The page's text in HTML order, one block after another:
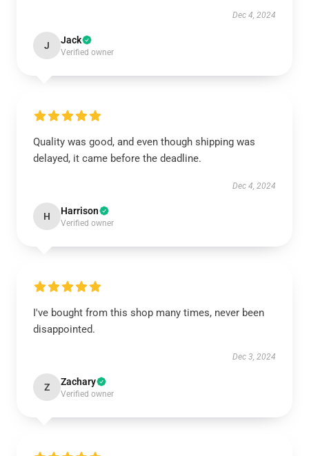
Dec 4, 2024
J Jack
Verified owner
Quality was good, and even though shipping was
delayed, it came before the deadline.
Dec 4, 2024
H Harrison
Verified owner
I've bought from this shop many times, never been
disappointed.
Dec 3, 2024
Z Zachary
Verified owner